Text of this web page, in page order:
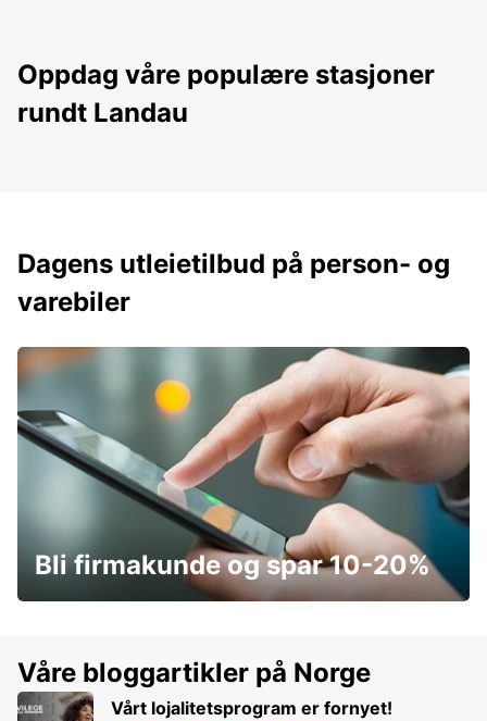
Oppdag våre populære stasjoner
rundt Landau
Dagens utleietilbud på person- og
varebiler
Bli firmakunde og spar 10-20%
Våre bloggartikler på Norge
Vårt lojalitetsprogram er fornyet!